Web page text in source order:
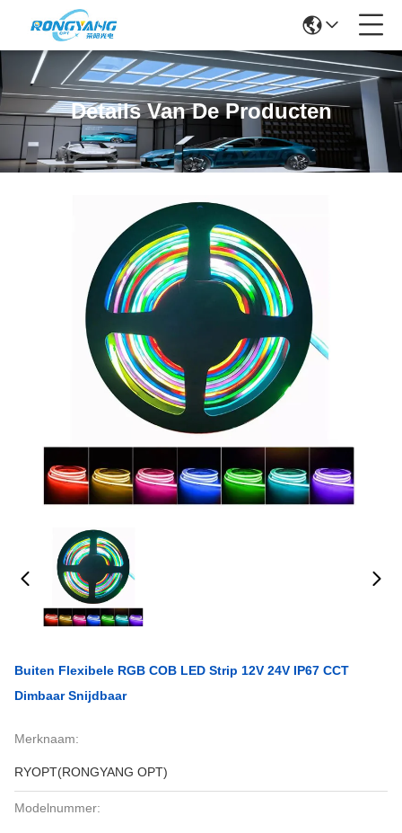
Details Van De Producten
Buiten Flexibele RGB COB LED Strip 12V 24V IP67 CCT
Dimbaar Snijdbaar
Merknaam:
RYOPT(RONGYANG OPT)
Modelnummer: